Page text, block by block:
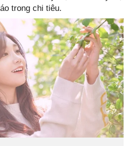
trong chi tiêu.